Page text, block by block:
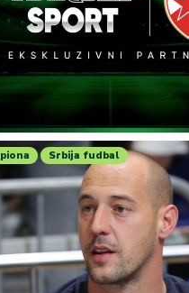
Srbija fudbal